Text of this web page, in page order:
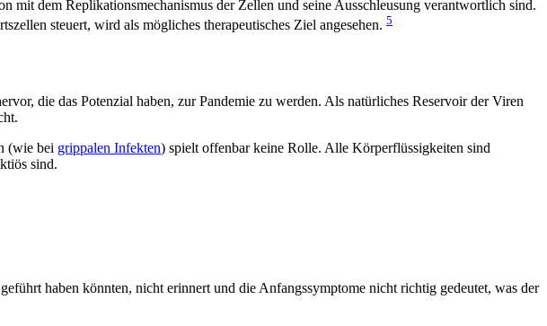
dem Replikationsmechanismus der Zellen und seine Ausschleusung verantwortlich sind.
steuert, wird als mögliches therapeutisches Ziel angesehen. 5
die das Potenzial haben, zur Pandemie zu werden. Als natürliches Reservoir der Viren
(wie bei grippalen Infekten) spielt offenbar keine Rolle. Alle Körperflüssigkeiten sind
sind.
haben könnten, nicht erinnert und die Anfangssymptome nicht richtig gedeutet, was der